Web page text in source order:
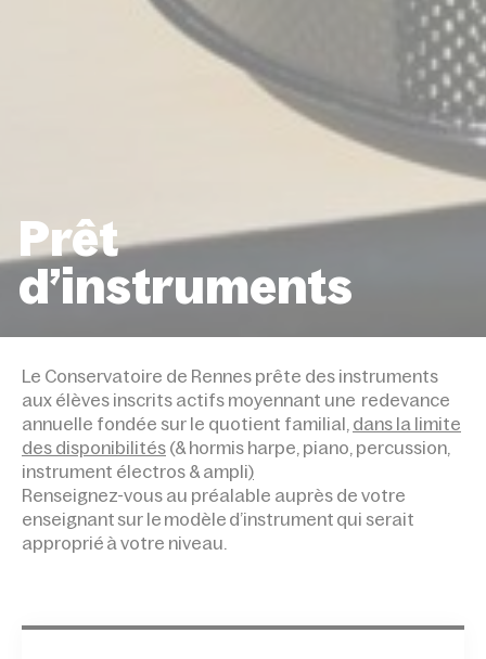
Prêt
d’instruments
Le Conservatoire de Rennes prête des instruments
aux élèves inscrits actifs moyennant une redevance
annuelle fondée sur le quotient familial, dans la limite
des disponibilités (& hormis harpe, piano, percussion,
instrument électros & ampli)
Renseignez-vous au préalable auprès de votre
enseignant sur le modèle d’instrument qui serait
approprié à votre niveau.